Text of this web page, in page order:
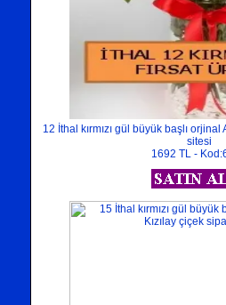
12 İthal kırmızı gül büyük başlı
sitesi
1692 TL -